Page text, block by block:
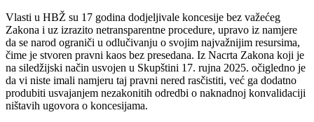
Vlasti u HBŽ su 17 godina dodjeljivale koncesije bez važećeg
Zakona i uz izrazito netransparentne procedure, upravo iz namjere
da se narod ograniči u odlučivanju o svojim najvažnijim resursima,
čime je stvoren pravni kaos bez presedana. Iz Nacrta Zakona koji je
na siledžijski način usvojen u Skupštini 17. rujna 2025. očigledno je
da vi niste imali namjeru taj pravni nered rasčistiti, već ga dodatno
produbiti usvajanjem nezakonitih odredbi o naknadnoj konvalidaciji
ništavih ugovora o koncesijama.